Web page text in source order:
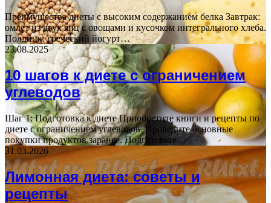
Преимущества диеты с высоким содержанием белка Завтрак:
омлет из двух яиц с овощами и кусочком интегрального хлеба.
Полдник: греческий йогурт…
23.08.2025
10 шагов к диете с ограничением
углеводов
Шаг 1: Подготовка к диете Приобретите книги и рецепты по
диете с ограничением углеводов. Проведите основные
покупки продуктов заранее. Подготовьте…
31.03.2026
Лимонная диета: советы и
рецепты